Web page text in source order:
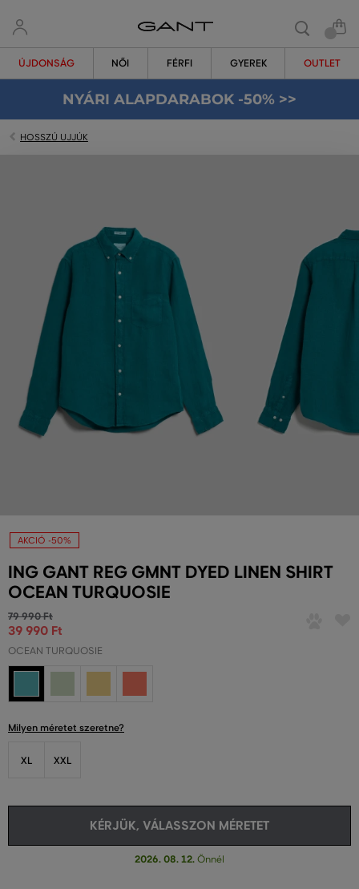
ÚJDONSÁG NŐI FÉRFI GYEREK OUTLET
NYÁRI ALAPDARABOK -50% >>
HOSSZÚ UJJÚK
AKCIÓ -50%
ING GANT REG GMNT DYED LINEN SHIRT
OCEAN TURQUOSIE
79 990 Ft
39 990 Ft
OCEAN TURQUOSIE
Milyen méretet szeretne?
XL XXL
KÉRJÜK, VÁLASSZON MÉRETET
2026. 08. 12. Önnél